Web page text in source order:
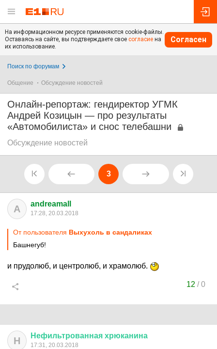
На информационном ресурсе применяются cookie-файлы.
Оставаясь на сайте, вы подтверждаете свое согласие на
их использование.
Согласен
Поиск по форумам
Общение Обсуждение новостей
Онлайн-репортаж: гендиректор УГМК
Андрей Козицын — про результаты
«Автомобилиста» и снос телебашни
Обсуждение новостей
3
A andreamall
17:28, 20.03.2018
От пользователя Выхухоль в сандаликах
Башнегуб!
и прудолюб, и центролюб, и храмолюб.
12 /0
Н Нефильтрованная хрюканина
17:31, 20.03.2018